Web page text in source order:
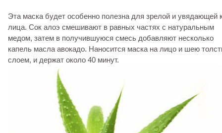
Эта маска будет особенно полезна для зрелой и увядающей
лица. Сок алоэ смешивают в равных частях с натуральным
медом, затем в получившуюся смесь добавляют несколько
капель масла авокадо. Наносится маска на лицо и шею
слоем, и держат около 40 минут.